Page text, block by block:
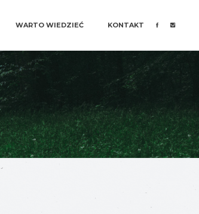
WARTO WIEDZIEĆ KONTAKT